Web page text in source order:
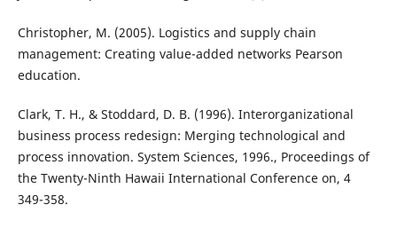
Christopher, M. (2005). Logistics and supply chain
management: Creating value-added networks Pearson
education.
Clark, T. H., & Stoddard, D. B. (1996). Interorganizational
business process redesign: Merging technological and
process innovation. System Sciences, 1996., Proceedings of
the Twenty-Ninth Hawaii International Conference on, 4
349-358.